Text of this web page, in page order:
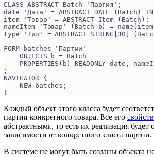
CLASS ABSTRACT Batch 'Партия';
date 'Дата' = ABSTRACT DATE (Batch)
item 'Товар' = ABSTRACT Item (Batch);
nameItem 'Товар' (Batch b) =
type 'Тип' = ABSTRACT STRING[30]
FORM batches 'Партии'
    OBJECTS b = Batch
PROPERTIES(b) READONLY date,
;
NAVIGATOR {
    NEW batches;
}
Каждый объект этого класса будет
партии конкретного товара. Все его
абстрактными, то есть их реализация будет
зависимости от конкретного класса партии.
В системе не могут быть созданы объекта